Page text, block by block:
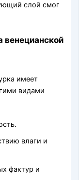
слой смог
венецианской
имеет
видами
влаги и
фактур и